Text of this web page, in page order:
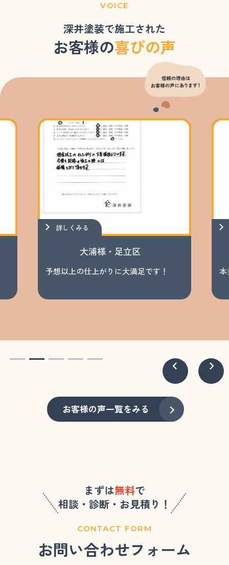
VOICE
深井塗装で施工された
お客様の喜びの声
大浦様・足立区
予想以上の仕上がりに大満足です！
詳しくみる
本
お客様の声一覧をみる
まずは無料で
相談・診断・お見積り！
CONTACT FORM
お問い合わせフォーム